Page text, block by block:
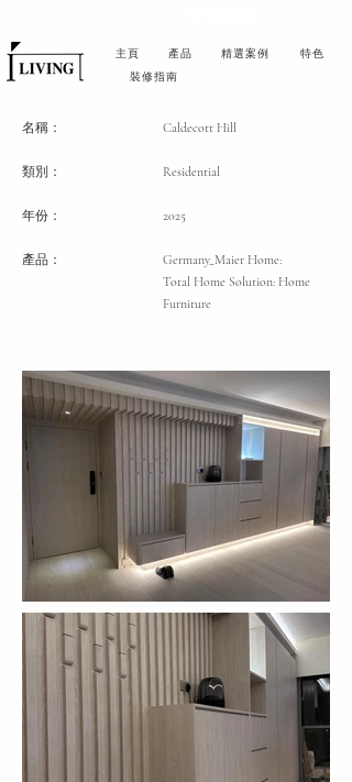
主頁 產品 精選案例
特色
裝修指南
名稱： Caldecott Hill
類別 ： Residential
年份： 2025
產品：
Germany_Maier Home:
Total Home Solution: Home
Furniture